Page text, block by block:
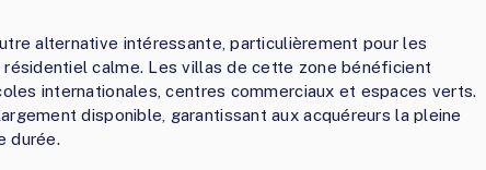
alternative intéressante, particulièrement pour les
calme. Les villas de cette zone bénéficient
internationales, centres commerciaux et espaces verts.
disponible, garantissant aux acquéreurs la pleine
durée.